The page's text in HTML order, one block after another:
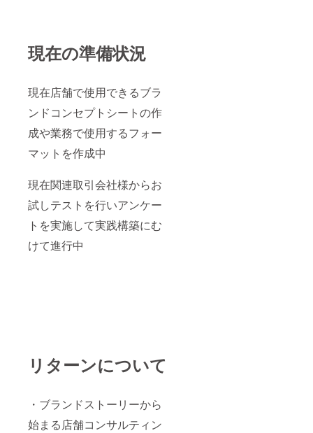
現在の準備状況
現在店舗で使用できるブラ
ンドコンセプトシートの作
成や業務で使用するフォー
マットを作成中
現在関連取引会社様からお
試しテストを行いアンケー
トを実施して実践構築にむ
けて進行中
リターンについて
・ブランドストーリーから
始まる店舗コンサルティン